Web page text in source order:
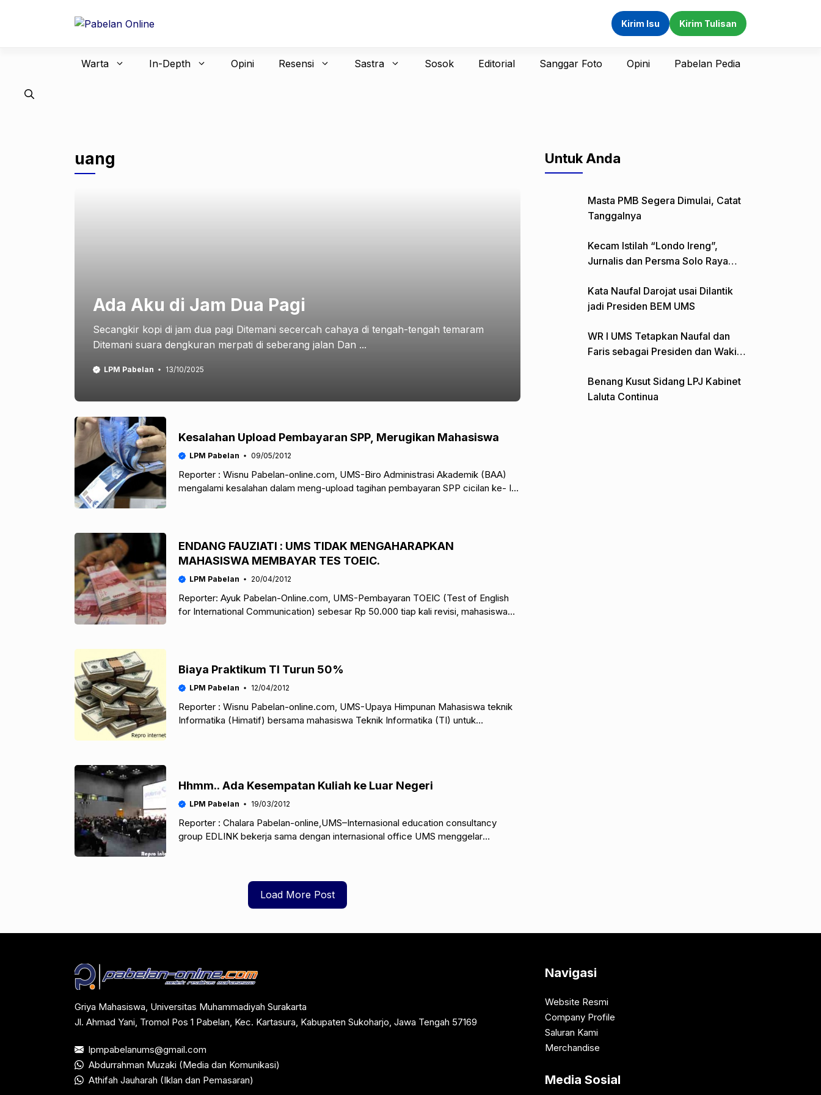
Kirim Isu Kirim Tulisan
Warta In-Depth Opini Resensi Sastra Sosok Editorial Sanggar Foto Opini Pabelan Pedia
uang
Ada Aku di Jam Dua Pagi
Secangkir kopi di jam dua pagi Ditemani secercah cahaya di tengah-tengah temaram
Ditemani suara dengkuran merpati di seberang jalan Dan ...
LPM Pabelan 13/10/2025
Kesalahan Upload Pembayaran SPP, Merugikan Mahasiswa
LPM Pabelan 09/05/2012
Reporter : Wisnu Pabelan-online.com, UMS-Biro Administrasi Akademik (BAA)
mengalami kesalahan dalam meng-upload tagihan pembayaran SPP cicilan ke- III.
ENDANG FAUZIATI : UMS TIDAK MENGAHARAPKAN
MAHASISWA MEMBAYAR TES TOEIC.
LPM Pabelan 20/04/2012
Reporter: Ayuk Pabelan-Online.com, UMS-Pembayaran TOEIC (Test of English
for International Communication) sebesar Rp 50.000 tiap kali revisi, mahasiswa
Biaya Praktikum TI Turun 50%
LPM Pabelan 12/04/2012
Reporter : Wisnu Pabelan-online.com, UMS-Upaya Himpunan Mahasiswa teknik
Informatika (Himatif) bersama mahasiswa Teknik Informatika (TI) untuk
Hhmm.. Ada Kesempatan Kuliah ke Luar Negeri
LPM Pabelan 19/03/2012
Reporter : Chalara Pabelan-online,UMS–Internasional education consultancy
group EDLINK bekerja sama dengan internasional office UMS menggelar
Load More Post
Untuk Anda
Masta PMB Segera Dimulai, Catat
Tanggalnya
Kecam Istilah “Londo Ireng”,
Jurnalis dan Persma Solo Raya
Kata Naufal Darojat usai Dilantik
jadi Presiden BEM UMS
WR I UMS Tetapkan Naufal dan
Faris sebagai Presiden dan Wakil
Benang Kusut Sidang LPJ Kabinet
Laluta Continua
Griya Mahasiswa, Universitas Muhammadiyah Surakarta
Jl. Ahmad Yani, Tromol Pos 1 Pabelan, Kec. Kartasura, Kabupaten Sukoharjo, Jawa Tengah 57169
lpmpabelanums@gmail.com
Abdurrahman Muzaki (Media dan Komunikasi)
Athifah Jauharah (Iklan dan Pemasaran)
Navigasi
Website Resmi
Company Profile
Saluran Kami
Merchandise
Media Sosial